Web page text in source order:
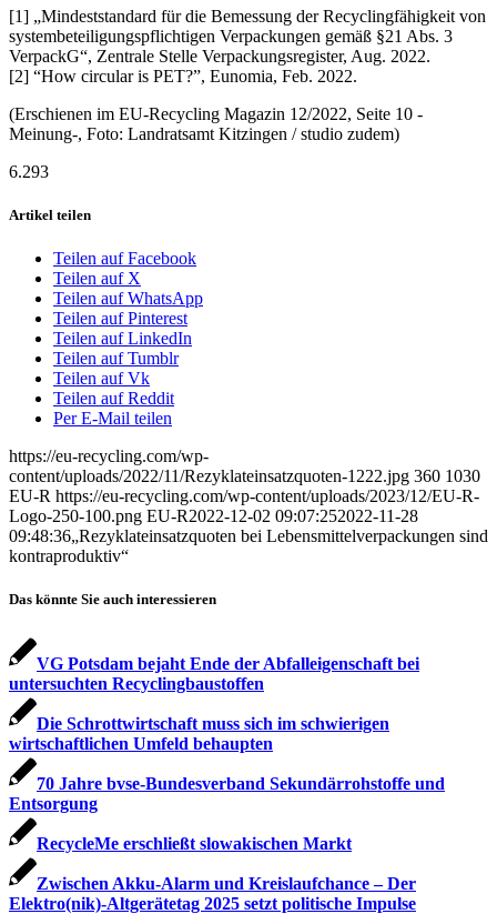
[1] „Mindeststandard für die Bemessung der Recyclingfähigkeit von
systembeteiligungspflichtigen Verpackungen gemäß §21 Abs. 3
VerpackG“, Zentrale Stelle Verpackungsregister, Aug. 2022.
[2] “How circular is PET?”, Eunomia, Feb. 2022.
(Erschienen im EU-Recycling Magazin 12/2022, Seite 10 -
Meinung-, Foto: Landratsamt Kitzingen / studio zudem)
6.293
Artikel teilen
Teilen auf Facebook
Teilen auf X
Teilen auf WhatsApp
Teilen auf Pinterest
Teilen auf LinkedIn
Teilen auf Tumblr
Teilen auf Vk
Teilen auf Reddit
Per E-Mail teilen
https://eu-recycling.com/wp-
content/uploads/2022/11/Rezyklateinsatzquoten-1222.jpg 360 1030
EU-R https://eu-recycling.com/wp-content/uploads/2023/12/EU-R-
Logo-250-100.png EU-R2022-12-02 09:07:252022-11-28
09:48:36„Rezyklateinsatzquoten bei Lebensmittel­verpackungen sind
kontraproduktiv“
Das könnte Sie auch interessieren
VG Potsdam bejaht Ende der Abfalleigenschaft bei
untersuchten Recyclingbaustoffen
Die Schrottwirtschaft muss sich im schwierigen
wirtschaftlichen Umfeld behaupten
70 Jahre bvse-Bundesverband Sekundärrohstoffe und
Entsorgung
RecycleMe erschließt slowakischen Markt
Zwischen Akku-Alarm und Kreislaufchance – Der
Elektro(nik)-Altgerätetag 2025 setzt politische Impulse